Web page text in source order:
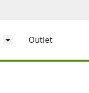
Outlet